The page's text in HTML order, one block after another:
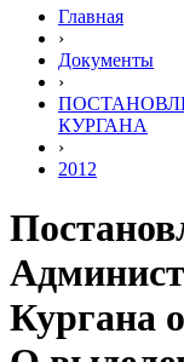
Главная
›
Документы
›
КУРГАНА
›
2012
Кургана